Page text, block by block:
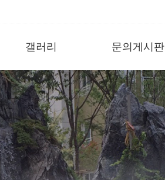
갤러리 문의게시판